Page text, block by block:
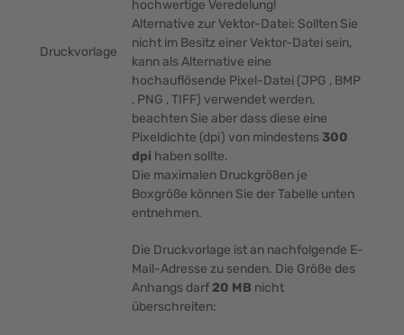
Druckvorlage
hochwertige Veredelung!
Alternative zur Vektor-Datei: Sollten Sie
nicht im Besitz einer Vektor-Datei sein,
kann als Alternative eine
hochauflösende Pixel-Datei (JPG , BMP
, PNG , TIFF) verwendet werden,
beachten Sie aber dass diese eine
Pixeldichte (dpi) von mindestens300
dpi haben sollte.
Die maximalen Druckgrößen je
Boxgröße können Sie der Tabelle unten
entnehmen.
Die Druckvorlage ist an nachfolgende E-
Mail-Adresse zu senden. Die Größe des
Anhangs darf20 MB nicht
überschreiten: